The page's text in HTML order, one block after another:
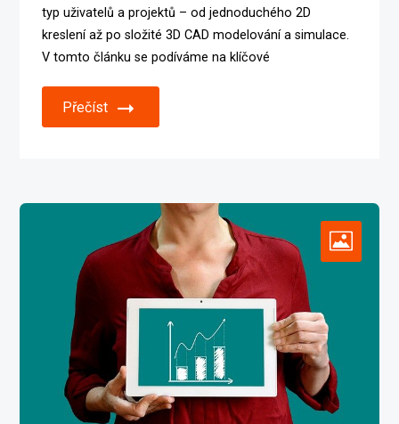
typ uživatelů a projektů – od jednoduchého 2D
kreslení až po složité 3D CAD modelování a simulace.
V tomto článku se podíváme na klíčové
Přečíst